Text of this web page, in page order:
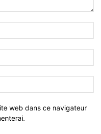
web dans ce navigateur